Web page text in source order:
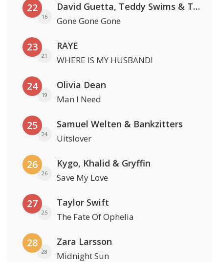
22
16
David Guetta, Teddy Swims & Tones And I
Gone Gone Gone
23
21
RAYE
WHERE IS MY HUSBAND!
24
19
Olivia Dean
Man I Need
25
24
Samuel Welten & Bankzitters
Uitslover
26
26
Kygo, Khalid & Gryffin
Save My Love
27
25
Taylor Swift
The Fate Of Ophelia
28
28
Zara Larsson
Midnight Sun